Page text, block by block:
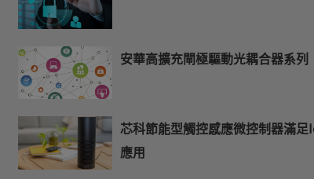
安華高擴充閘極驅動光耦合器系列
芯科節能型觸控感應微控制器滿足
應用